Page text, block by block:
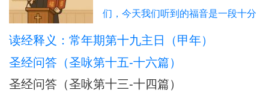
们，今天我们听到的福音是一段十分
震撼人心的经历：耶稣在海面上行
下沉，被耶稣所救。这不仅是一段神
迹，更是一幅信仰旅程的象征图画。
读经释义：常年期第十九主日（甲年）
圣经问答（圣咏第十五-十六篇）
圣经问答（圣咏第十三-十四篇）